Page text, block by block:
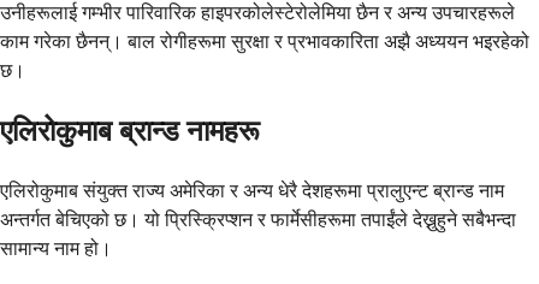
उनीहरूलाई गम्भीर पारिवारिक हाइपरकोलेस्टेरोलेमिया छैन र अन्य उपचारहरूले
काम गरेका छैनन्। बाल रोगीहरूमा सुरक्षा र प्रभावकारिता अझै अध्ययन भइरहेको
छ।
एलिरोकुमाब ब्रान्ड नामहरू
एलिरोकुमाब संयुक्त राज्य अमेरिका र अन्य धेरै देशहरूमा प्रालुएन्ट ब्रान्ड नाम
अन्तर्गत बेचिएको छ। यो प्रिस्क्रिप्शन र फार्मेसीहरूमा तपाईंले देख्नुहुने सबैभन्दा
सामान्य नाम हो।